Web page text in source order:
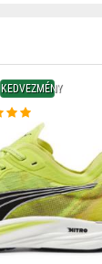
KEDVEZMÉNY